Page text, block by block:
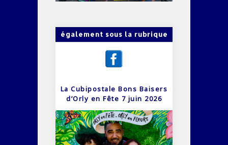
également sous la rubrique
La Cubipostale Bons Baisers
d’Orly en Fête 7 juin 2026